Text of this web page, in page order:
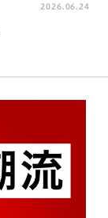
2026.06.24